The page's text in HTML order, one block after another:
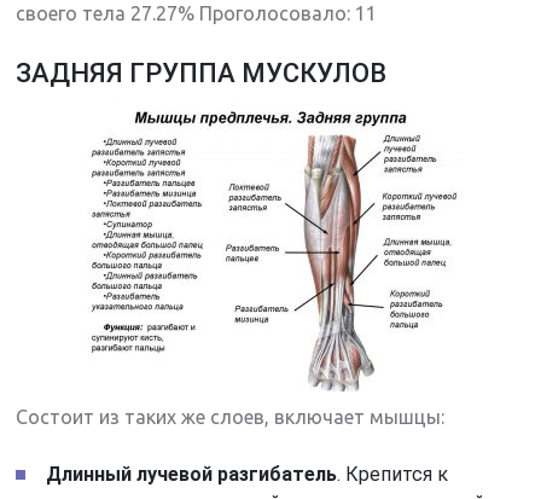
своего тела 27.27% Проголосовало: 11
ЗАДНЯЯ ГРУППА МУСКУЛОВ
Состоит из таких же слоев, включает мышцы:
Длинный лучевой разгибатель. Крепится к